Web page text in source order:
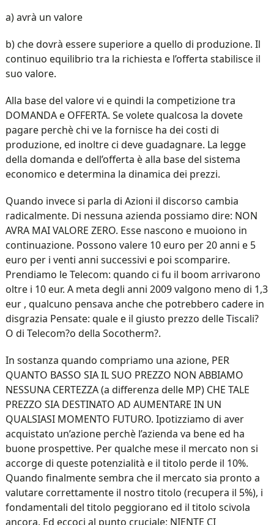
a) avrà un valore
b) che dovrà essere superiore a quello di produzione. Il
continuo equilibrio tra la richiesta e l’offerta stabilisce il
suo valore.
Alla base del valore vi e quindi la competizione tra
DOMANDA e OFFERTA. Se volete qualcosa la dovete
pagare perchè chi ve la fornisce ha dei costi di
produzione, ed inoltre ci deve guadagnare. La legge
della domanda e dell’offerta è alla base del sistema
economico e determina la dinamica dei prezzi.
Quando invece si parla di Azioni il discorso cambia
radicalmente. Di nessuna azienda possiamo dire: NON
AVRA MAI VALORE ZERO. Esse nascono e muoiono in
continuazione. Possono valere 10 euro per 20 anni e 5
euro per i venti anni successivi e poi scomparire.
Prendiamo le Telecom: quando ci fu il boom arrivarono
oltre i 10 eur. A meta degli anni 2009 valgono meno di 1,3
eur , qualcuno pensava anche che potrebbero cadere in
disgrazia Pensate: quale e il giusto prezzo delle Tiscali?
O di Telecom?o della Socotherm?.
In sostanza quando compriamo una azione, PER
QUANTO BASSO SIA IL SUO PREZZO NON ABBIAMO
NESSUNA CERTEZZA (a differenza delle MP) CHE TALE
PREZZO SIA DESTINATO AD AUMENTARE IN UN
QUALSIASI MOMENTO FUTURO. Ipotizziamo di aver
acquistato un’azione perchè l’azienda va bene ed ha
buone prospettive. Per qualche mese il mercato non si
accorge di queste potenzialità e il titolo perde il 10%.
Quando finalmente sembra che il mercato sia pronto a
valutare correttamente il nostro titolo (recupera il 5%), i
fondamentali del titolo peggiorano ed il titolo scivola
ancora. Ed eccoci al punto cruciale: NIENTE CI